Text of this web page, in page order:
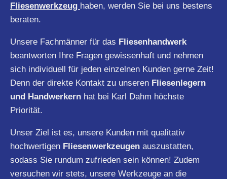
Fliesenwerkzeug haben, werden Sie bei uns bestens
beraten.
Unsere Fachmänner für das Fliesenhandwerk
beantworten Ihre Fragen gewissenhaft und nehmen
sich individuell für jeden einzelnen Kunden gerne Zeit!
Denn der direkte Kontakt zu unseren Fliesenlegern
und Handwerkern hat bei Karl Dahm höchste
Priorität.
Unser Ziel ist es, unsere Kunden mit qualitativ
hochwertigen Fliesenwerkzeugen auszustatten,
sodass Sie rundum zufrieden sein können! Zudem
versuchen wir stets, unsere Werkzeuge an die